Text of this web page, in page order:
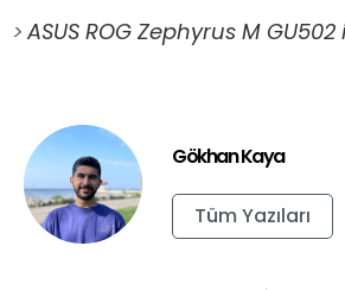
> ASUS ROG Zephyrus M
Gökhan Kaya
Tüm Yazıları